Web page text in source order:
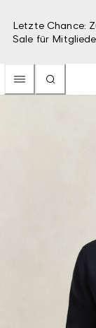
Letzte Chance:
Sale für